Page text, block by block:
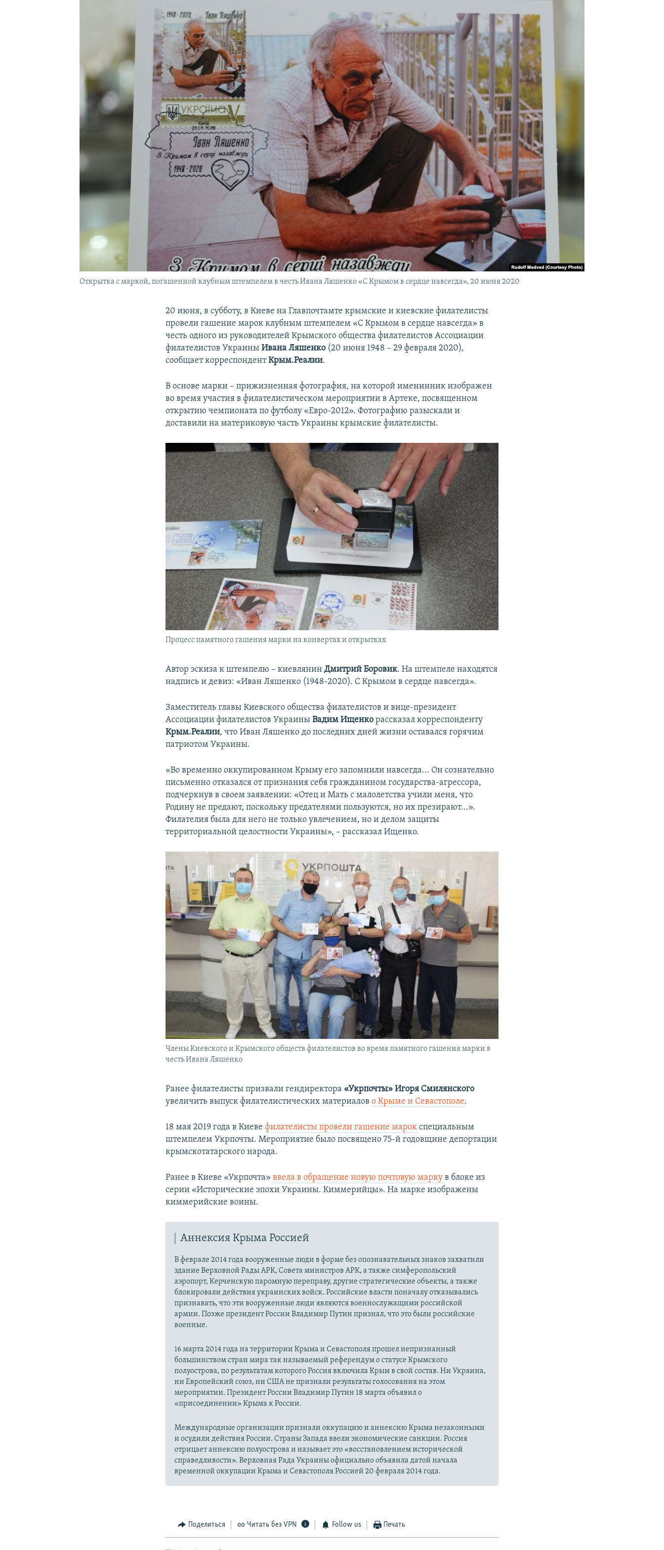
Открытка с маркой, погашенной клубным штемпелем в честь Ивана Ляшенко «С Крымом в сердце навсегда», 20 июня 2020
20 июня, в субботу, в Киеве на Главпочтамте крымские и киевские филателисты
провели гашение марок клубным штемпелем «С Крымом в сердце навсегда» в
честь одного из руководителей Крымского общества филателистов Ассоциации
филателистов УкраиныИвана Ляшенко (20 июня 1948 – 29 февраля 2020),
сообщает корреспондентКрым.Реалии.
В основе марки – прижизненная фотография, на которой именинник изображен
во время участия в филателистическом мероприятии в Артеке, посвященном
открытию чемпионата по футболу «Евро-2012». Фотографию разыскали и
доставили на материковую часть Украины крымские филателисты.
Процесс памятного гашения марки на конвертах и открытках
Автор эскиза к штемпелю – киевлянинДмитрий Боровик. На штемпеле находятся
надпись и девиз: «Иван Ляшенко (1948-2020). С Крымом в сердце навсегда».
Заместитель главы Киевского общества филателистов и вице-президент
Ассоциации филателистов УкраиныВадим Ищенко рассказал корреспонденту
Крым.Реалии, что Иван Ляшенко до последних дней жизни оставался горячим
патриотом Украины.
«Во временно оккупированном Крыму его запомнили навсегда... Он сознательно
письменно отказался от признания себя гражданином государства-агрессора,
подчеркнув в своем заявлении: «Отец и Мать с малолетства учили меня, что
Родину не предают, поскольку предателями пользуются, но их презирают...».
Филателия была для него не только увлечением, но и делом защиты
территориальной целостности Украины», – рассказал Ищенко.
Члены Киевского и Крымского обществ филателистов во время памятного гашения марки в
честь Ивана Ляшенко
Ранее филателисты призвали гендиректора «Укрпочты» Игоря Смилянского
увеличить выпуск филателистических материалово Крыме и Севастополе.
18 мая 2019 года в Киевефилателисты провели гашение марок специальным
штемпелем Укрпочты. Мероприятие было посвящено 75-й годовщине депортации
крымскотатарского народа.
Ранее в Киеве «Укрпочта» ввела в обращение новую почтовую маркув блоке из
серии «Исторические эпохи Украины. Киммерийцы». На марке изображены
киммерийские воины.
Аннексия Крыма Россией
В феврале 2014 года вооруженные люди в форме без опознавательных знаков захватили
здание Верховной Рады АРК, Совета министров АРК, а также симферопольский
аэропорт, Керченскую паромную переправу, другие стратегические объекты, а также
блокировали действия украинских войск. Российские власти поначалу отказывались
признавать, что эти вооруженные люди являются военнослужащими российской
армии. Позже президент России Владимир Путин признал, что это были российские
военные.
16 марта 2014 года на территории Крыма и Севастополя прошел непризнанный
большинством стран мира так называемый референдум о статусе Крымского
полуострова, по результатам которого Россия включила Крым в свой состав. Ни Украина,
ни Европейский союз, ни США не признали результаты голосования на этом
мероприятии. Президент России Владимир Путин 18 марта объявил о
«присоединении» Крыма к России.
Международные организации признали оккупацию и аннексию Крыма незаконными
и осудили действия России. Страны Запада ввели экономические санкции. Россия
отрицает аннексию полуострова и называет это «восстановлением исторической
справедливости». Верховная Рада Украины официально объявила датой начала
временной оккупации Крыма и Севастополя Россией 20 февраля 2014 года.
Поделиться Читать без VPN Follow us Печать